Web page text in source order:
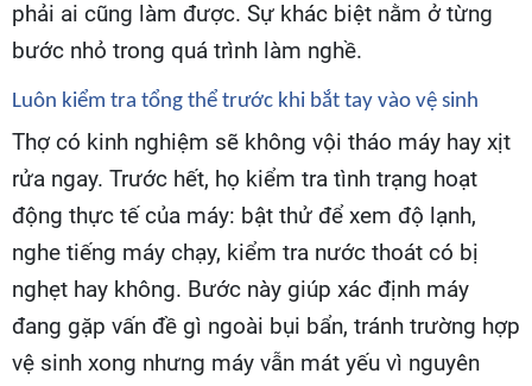
phải ai cũng làm được. Sự khác biệt nằm ở từng
bước nhỏ trong quá trình làm nghề.
Luôn kiểm tra tổng thể trước khi bắt tay vào vệ sinh
Thợ có kinh nghiệm sẽ không vội tháo máy hay xịt
rửa ngay. Trước hết, họ kiểm tra tình trạng hoạt
động thực tế của máy: bật thử để xem độ lạnh,
nghe tiếng máy chạy, kiểm tra nước thoát có bị
nghẹt hay không. Bước này giúp xác định máy
đang gặp vấn đề gì ngoài bụi bẩn, tránh trường hợp
vệ sinh xong nhưng máy vẫn mát yếu vì nguyên